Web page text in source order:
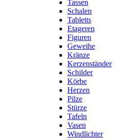
Tassen
Schalen
Tabletts
Etageren
Figuren
Geweihe
Kränze
Kerzenständer
Schilder
Körbe
Herzen
Pilze
Stürze
Tafeln
Vasen
Windlichter